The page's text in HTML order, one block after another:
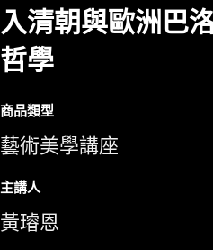
入清朝與歐洲巴
哲學
商品類型
藝術美學講座
主講人
黃璿恩